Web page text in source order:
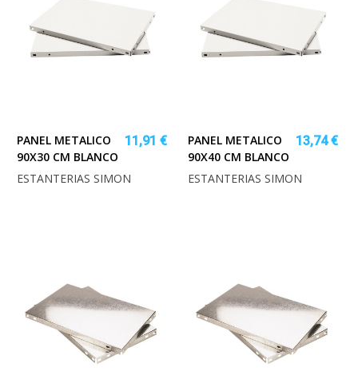
PANEL METALICO
90X30 CM BLANCO
11,91 €
ESTANTERIAS SIMON
PANEL METALICO
90X40 CM BLANCO
13,74 €
ESTANTERIAS SIMON